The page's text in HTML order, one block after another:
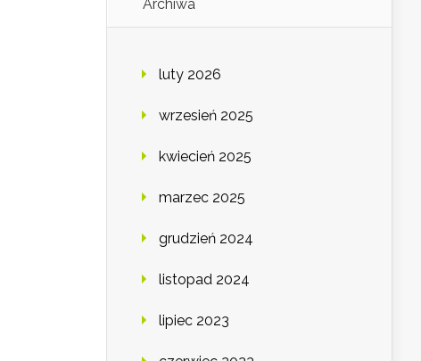
Archiwa
luty 2026
wrzesień 2025
kwiecień 2025
marzec 2025
grudzień 2024
listopad 2024
lipiec 2023